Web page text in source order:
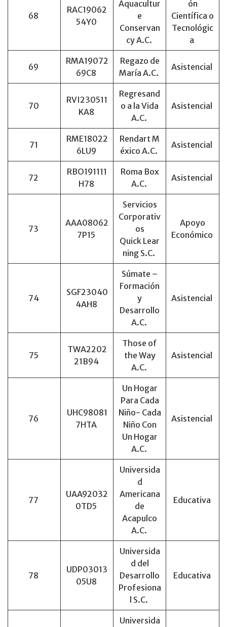
68
RAC19062
54Y0
Aquacultur
e
Conservan
cy A.C.
ón
Científica o
Tecnológic
a
69
RMA19072
69C8
Regazo de
María A.C.
Asistencial
70
RVI230511
KA8
Regresand
o a la Vida
A.C.
Asistencial
71
RME18022
6LU9
Rendart M
éxico A.C.
Asistencial
72
RBO191111
H78
Roma Box
A.C.
Asistencial
73
AAA08062
7P15
Servicios
Corporativ
os
Quick Lear
ning S.C.
Apoyo
Económico
74
SGF23040
4AH8
Súmate –
Formación
y
Desarrollo
A.C.
Asistencial
75
TWA2202
21B94
Those of
the Way
A.C.
Asistencial
76
UHC98081
7HTA
Un Hogar
Para Cada
Niño- Cada
Niño Con
Un Hogar
A.C.
Asistencial
77
UAA92032
0TD5
Universida
d
Americana
de
Acapulco
A.C.
Educativa
78
UDP03013
05U8
Universida
d del
Desarrollo
Profesiona
l S.C.
Educativa
Universida